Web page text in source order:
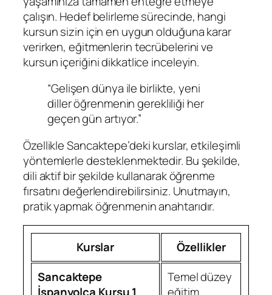
çalışın. Hedef belirleme sürecinde, hangi
kursun sizin için en uygun olduğuna karar
verirken, eğitmenlerin tecrübelerini ve
kursun içeriğini dikkatlice inceleyin.
“Gelişen dünya ile birlikte, yeni
diller öğrenmenin gerekliliği her
geçen gün artıyor.”
Özellikle Sancaktepe’deki kurslar, etkileşimli
yöntemlerle desteklenmektedir. Bu şekilde,
dili aktif bir şekilde kullanarak öğrenme
fırsatını değerlendirebilirsiniz. Unutmayın,
pratik yapmak öğrenmenin anahtarıdır.
Kurslar
Özellikler
Sancaktepe
Temel düzey